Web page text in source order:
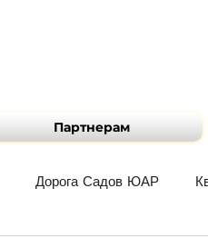
Партнерам
Дорога Садов ЮАР